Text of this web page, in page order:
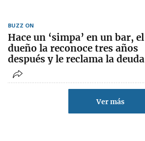
BUZZ ON
Hace un ‘simpa’ en un bar, el
dueño la reconoce tres años
después y le reclama la deuda
Ver más